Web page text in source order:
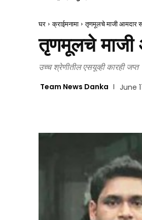
घर क्राईमनामा तृणमूलचे माजी आमदार
तृणमूलचे माजी
उच्च श्रेणीतील एसयूव्ही कारही जप्त
Team News Danka June